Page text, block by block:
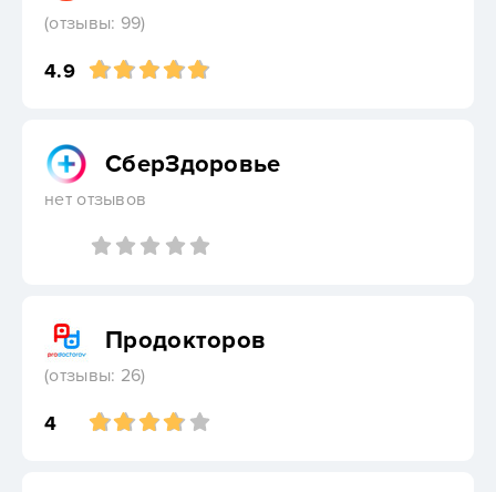
(отзывы: 99)
4.9
СберЗдоровье
нет отзывов
Продокторов
(отзывы: 26)
4